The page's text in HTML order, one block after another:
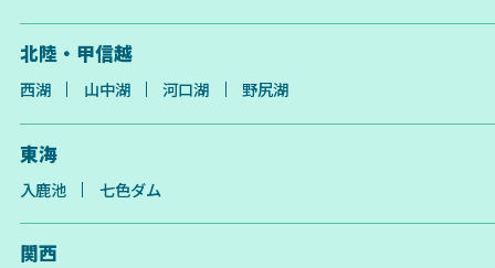
北陸・甲信越
西湖 山中湖 河口湖 野尻湖
東海
入鹿池 七色ダム
関西